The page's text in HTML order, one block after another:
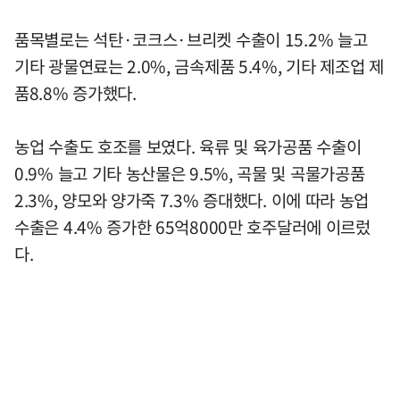
품목별로는 석탄·코크스·브리켓 수출이 15.2% 늘고
기타 광물연료는 2.0%, 금속제품 5.4%, 기타 제조업 제
품8.8% 증가했다.
농업 수출도 호조를 보였다. 육류 및 육가공품 수출이
0.9% 늘고 기타 농산물은 9.5%, 곡물 및 곡물가공품
2.3%, 양모와 양가죽 7.3% 증대했다. 이에 따라 농업
수출은 4.4% 증가한 65억8000만 호주달러에 이르렀
다.